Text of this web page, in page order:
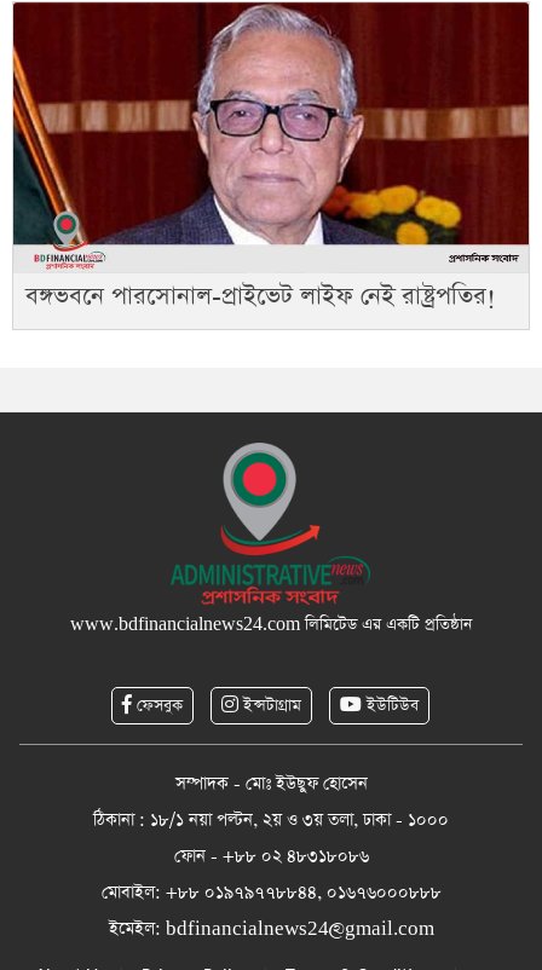
বঙ্গভবনে পারসোনাল-প্রাইভেট লাইফ নেই রাষ্ট্রপতির!
www.bdfinancialnews24.comলিমিটেড এর একটি প্রতিষ্ঠান
ফেসবুক ইন্সটাগ্রাম ইউটিউব
সম্পাদক - মোঃ ইউছুফ হোসেন
ঠিকানা : ১৮/১ নয়া পল্টন, ২য় ও ৩য় তলা, ঢাকা - ১০০০
ফোন - +৮৮ ০২ ৪৮৩১৮০৮৬
মোবাইল: +৮৮ ০১৯৭৯৭৭৮৮৪৪, ০১৬৭৬০০০৮৮৮
ইমেইল: bdfinancialnews24@gmail.com